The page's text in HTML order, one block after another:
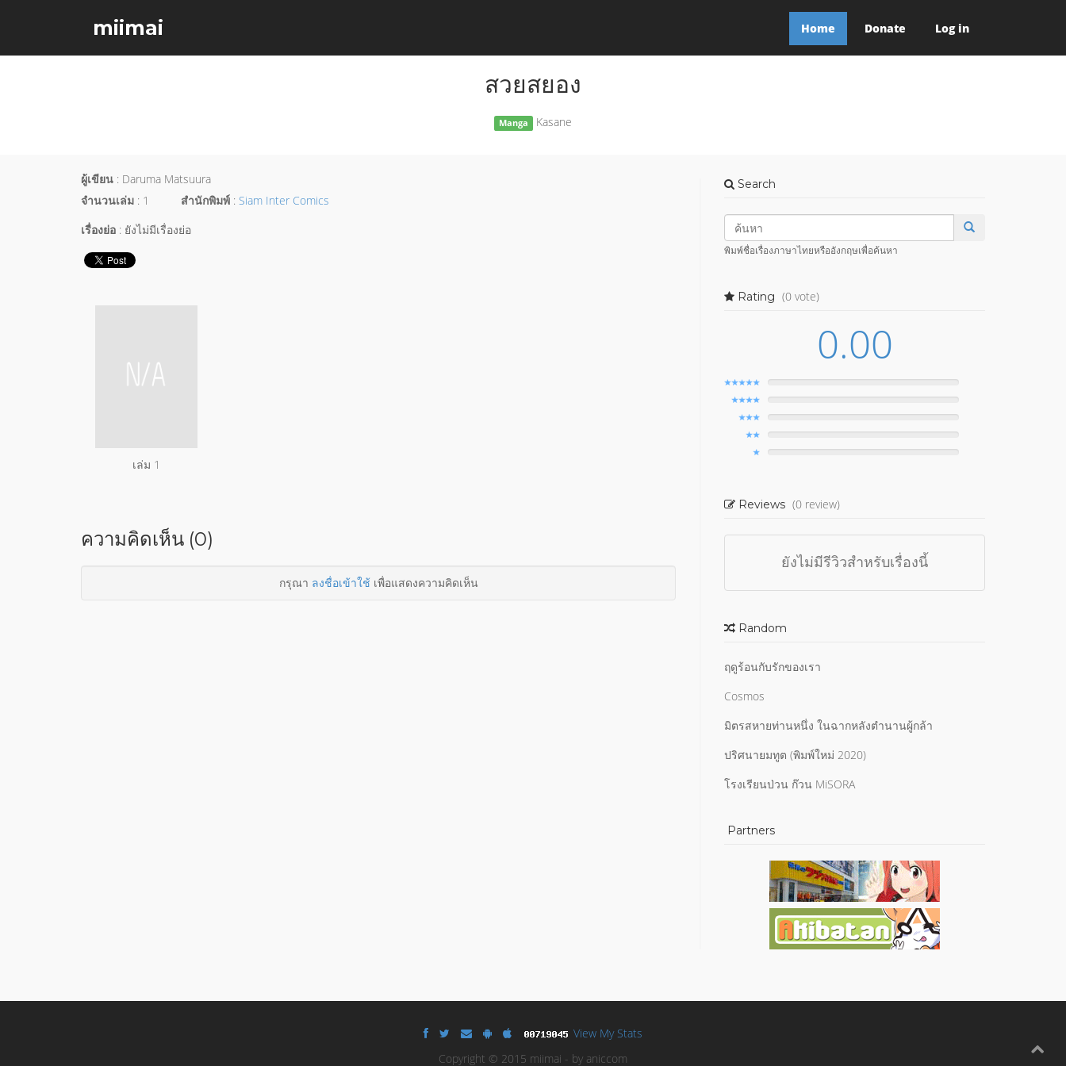
miimai Home Donate Log in
สวยสยอง
Manga Kasane
ผู้เขียน : Daruma Matsuura
จำนวนเล่ม : 1 สำนักพิมพ์ : Siam Inter Comics
เรื่องย่อ : ยังไม่มีเรื่องย่อ
เล่ม 1
ความคิดเห็น (0)
กรุณา ลงชื่อเข้าใช้เพื่อแสดงความคิดเห็น
Search
พิมพ์ชื่อเรื่องภาษาไทยหรืออังกฤษเพื่อค้นหา
Rating (0 vote)
0.00
Reviews (0 review)
ยังไม่มีรีวิวสำหรับเรื่องนี้
Random
ฤดูร้อนกับรักของเรา
Cosmos
มิตรสหายท่านหนึ่ง ในฉากหลังตำนานผู้กล้า
ปริศนายมทูต (พิมพ์ใหม่ 2020)
โรงเรียนป่วน ก๊วน MiSORA
Partners
View My Stats
Copyright © 2015 miimai - by aniccom